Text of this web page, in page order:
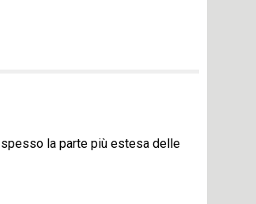
la parte più estesa delle